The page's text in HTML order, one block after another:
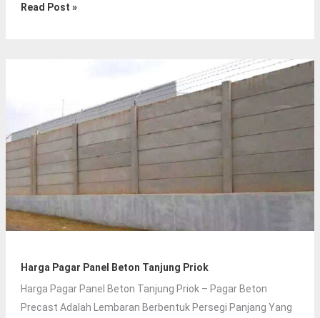
Harga
Read Post »
Harga Pagar Panel Beton Tanjung Priok
Harga Pagar Panel Beton Tanjung Priok – Pagar Beton
Precast Adalah Lembaran Berbentuk Persegi Panjang Yang